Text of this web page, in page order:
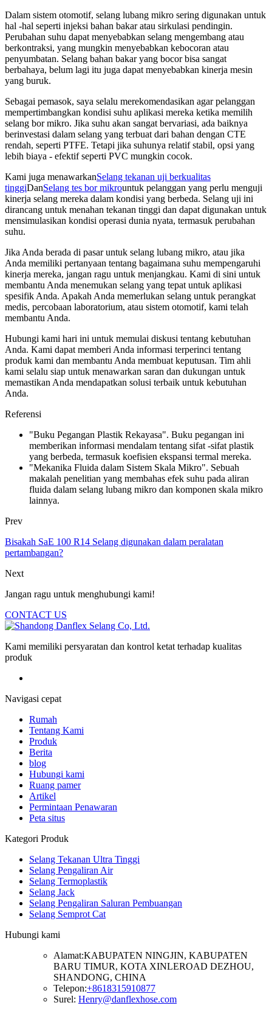
Dalam sistem otomotif, selang lubang mikro sering digunakan untuk
hal -hal seperti injeksi bahan bakar atau sirkulasi pendingin.
Perubahan suhu dapat menyebabkan selang mengembang atau
berkontraksi, yang mungkin menyebabkan kebocoran atau
penyumbatan. Selang bahan bakar yang bocor bisa sangat
berbahaya, belum lagi itu juga dapat menyebabkan kinerja mesin
yang buruk.
Sebagai pemasok, saya selalu merekomendasikan agar pelanggan
mempertimbangkan kondisi suhu aplikasi mereka ketika memilih
selang bor mikro. Jika suhu akan sangat bervariasi, ada baiknya
berinvestasi dalam selang yang terbuat dari bahan dengan CTE
rendah, seperti PTFE. Tetapi jika suhunya relatif stabil, opsi yang
lebih biaya - efektif seperti PVC mungkin cocok.
Kami juga menawarkanSelang tekanan uji berkualitas
tinggiDanSelang tes bor mikrountuk pelanggan yang perlu menguji
kinerja selang mereka dalam kondisi yang berbeda. Selang uji ini
dirancang untuk menahan tekanan tinggi dan dapat digunakan untuk
mensimulasikan kondisi operasi dunia nyata, termasuk perubahan
suhu.
Jika Anda berada di pasar untuk selang lubang mikro, atau jika
Anda memiliki pertanyaan tentang bagaimana suhu mempengaruhi
kinerja mereka, jangan ragu untuk menjangkau. Kami di sini untuk
membantu Anda menemukan selang yang tepat untuk aplikasi
spesifik Anda. Apakah Anda memerlukan selang untuk perangkat
medis, percobaan laboratorium, atau sistem otomotif, kami telah
membantu Anda.
Hubungi kami hari ini untuk memulai diskusi tentang kebutuhan
Anda. Kami dapat memberi Anda informasi terperinci tentang
produk kami dan membantu Anda membuat keputusan. Tim ahli
kami selalu siap untuk menawarkan saran dan dukungan untuk
memastikan Anda mendapatkan solusi terbaik untuk kebutuhan
Anda.
Referensi
"Buku Pegangan Plastik Rekayasa". Buku pegangan ini
memberikan informasi mendalam tentang sifat -sifat plastik
yang berbeda, termasuk koefisien ekspansi termal mereka.
"Mekanika Fluida dalam Sistem Skala Mikro". Sebuah
makalah penelitian yang membahas efek suhu pada aliran
fluida dalam selang lubang mikro dan komponen skala mikro
lainnya.
Prev
Bisakah SaE 100 R14 Selang digunakan dalam peralatan
pertambangan?
Next
Jangan ragu untuk menghubungi kami!
CONTACT US
Kami memiliki persyaratan dan kontrol ketat terhadap kualitas
produk
Navigasi cepat
Rumah
Tentang Kami
Produk
Berita
blog
Hubungi kami
Ruang pamer
Artikel
Permintaan Penawaran
Peta situs
Kategori Produk
Selang Tekanan Ultra Tinggi
Selang Pengaliran Air
Selang Termoplastik
Selang Jack
Selang Pengaliran Saluran Pembuangan
Selang Semprot Cat
Hubungi kami
Alamat:KABUPATEN NINGJIN, KABUPATEN
BARU TIMUR, KOTA XINLEROAD DEZHOU,
SHANDONG, CHINA
Telepon:+8618315910877
Surel: Henry@danflexhose.com